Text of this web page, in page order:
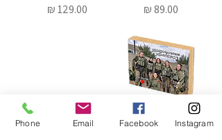
Price
89.00 ₪
Price
129.00 ₪
בלוק עץ מלבני מידות
Phone Email Facebook Instagram